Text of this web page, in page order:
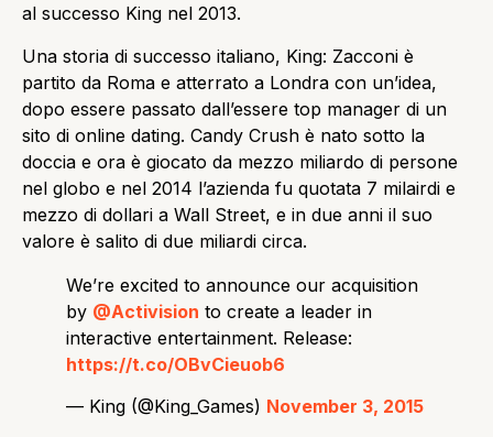
al successo King nel 2013.
Una storia di successo italiano, King: Zacconi è
partito da Roma e atterrato a Londra con un’idea,
dopo essere passato dall’essere top manager di un
sito di online dating. Candy Crush è nato sotto la
doccia e ora è giocato da mezzo miliardo di persone
nel globo e nel 2014 l’azienda fu quotata 7 milairdi e
mezzo di dollari a Wall Street, e in due anni il suo
valore è salito di due miliardi circa.
We’re excited to announce our acquisition
by @Activision to create a leader in
interactive entertainment. Release:
https://t.co/OBvCieuob6
— King (@King_Games) November 3, 2015